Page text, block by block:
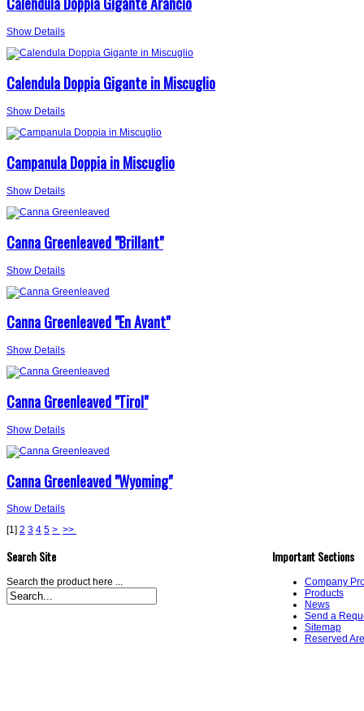
Show Details
Calendula Doppia Gigante in Miscuglio
Show Details
Campanula Doppia in Miscuglio
Show Details
Canna Greenleaved "Brillant"
Show Details
Canna Greenleaved "En Avant"
Show Details
Canna Greenleaved "Tirol"
Show Details
Canna Greenleaved "Wyoming"
Show Details
[1] 2 3 4 5 > >>
Search Site
Search the product here ...
Important Sections
Company
Products
News
Send a
Sitemap
Reserved